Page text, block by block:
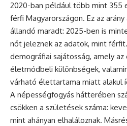
2020-ban például több mint 355
férfi Magyarországon. Ez az
állandó maradt: 2025-ben is
nőt jeleznek az adatok, mint
demográfiai sajátosság, amely
életmódbeli különbségek,
várható élettartama miatt alakul
A népességfogyás hátterében
csökken a születések száma:
mint ahányan elhaláloznak.